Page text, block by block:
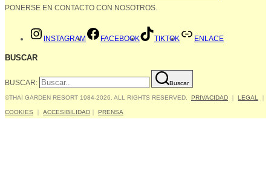
PONERSE EN CONTACTO CON NOSOTROS.
INSTAGRAM FACEBOOK TIKTOK ENLACE
BUSCAR
BUSCAR: Buscar
©THAI GARDEN RESORT 1984-2026. ALL RIGHTS RESERVED. PRIVACIDAD LEGAL
COOKIES ACCESIBILIDAD PRENSA